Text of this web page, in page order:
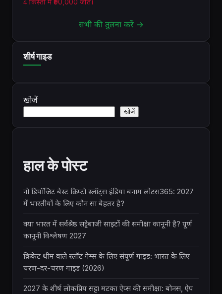
4 किस्तों में ₹90,000 जीते।
सभी की तुलना करें →
शीर्ष गाइड
खोजें
खोजें
हाल के पोस्ट
नो डिपॉजिट बेस्ट क्रिप्टो स्लॉट्स इंडिया बनाम लोटस365: 2027
में भारतीयों के लिए कौन सा बेहतर है?
क्या भारत में सर्वश्रेष्ठ सट्टेबाजी साइटों की समीक्षा कानूनी है? पूर्ण
कानूनी विश्लेषण 2027
क्रिकेट थीम वाले स्लॉट गेम्स के लिए संपूर्ण गाइड: भारत के लिए
चरण-दर-चरण गाइड (2026)
2027 के शीर्ष लोकप्रिय सट्टा मटका ऐप्स की समीक्षा: बोनस, ऐप